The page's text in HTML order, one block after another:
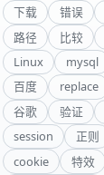
下载
错误
路径
比较
Linux
mysql
百度
replace
谷歌
验证
session
正则
cookie
特效